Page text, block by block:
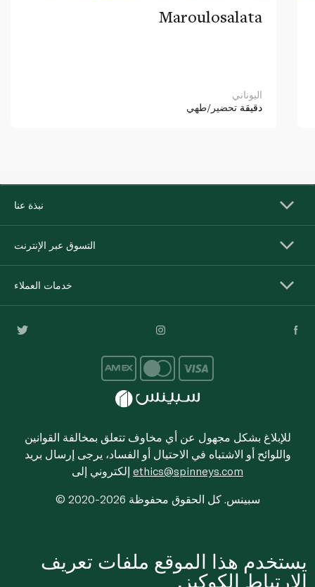
Maroulosalata
اليوناني
دقيقة تحضير/طهي
نبذة عنا
التسوق عبر الإنترنت
خدمات العملاء
للإبلاغ بشكل مجهول عن أي مخاوف تتعلق بمخالفة القوانين
واللوائح أو الاشتباه في الاحتيال أو الفساد، يرجى إرسال بريد
ethics@spinneys.com
© 2020-2026 سبينس. كل الحقوق محفوظة
يستخدم هذا الموقع ملفات تعريف
الارتباط الكوكيز.